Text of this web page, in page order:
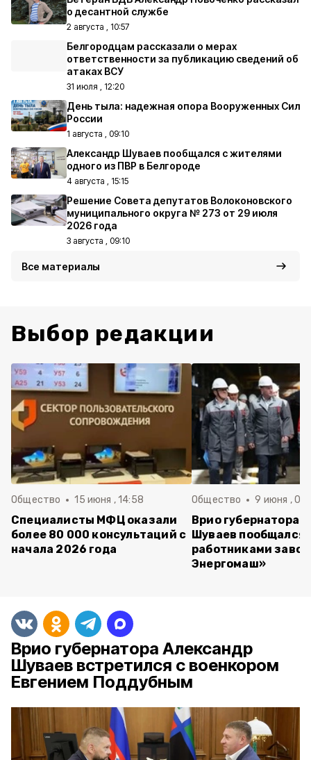
о десантной службе
2 августа , 10:57
Белгородцам рассказали о мерах
ответственности за публикацию сведений об
атаках ВСУ
31 июля , 12:20
День тыла: надежная опора Вооруженных Сил
России
1 августа , 09:10
Александр Шуваев пообщался с жителями
одного из ПВР в Белгороде
4 августа , 15:15
Решение Совета депутатов Волоконовского
муниципального округа № 273 от 29 июля
2026 года
3 августа , 09:10
Все материалы
Выбор редакции
Общество 15 июня , 14:58
Специалисты МФЦ оказали
более 80 000 консультаций с
начала 2026 года
Общество 9 июня ,
Врио губернатора
Шуваев пообщался
работниками
Энергомаш»
Врио губернатора Александр
Шуваев встретился с военкором
Евгением Поддубным